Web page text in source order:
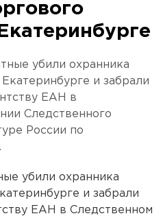
убили охранника
и забрали
ЕАН в
Следственного
России по
убили охранника
и забрали
ЕАН в Следственном